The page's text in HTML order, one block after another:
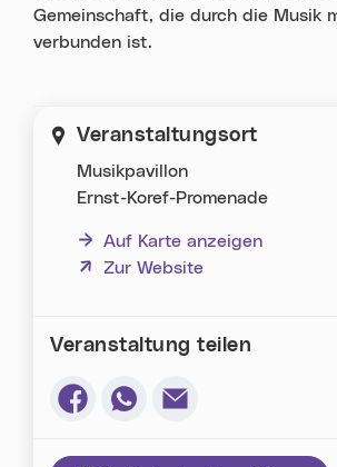
Gemeinschaft, die durch die Musik
verbunden ist.
Veranstaltungsort
Musikpavillon
Ernst-Koref-Promenade
Auf Karte anzeigen
Zur Website
(neues Fenster)
Veranstaltung teilen